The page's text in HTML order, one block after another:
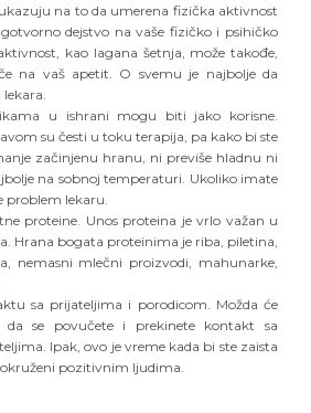
na to da umerena fizička aktivnost
dejstvo na vaše fizičko i psihičko
kao lagana šetnja, može takođe,
na vaš apetit. O svemu je najbolje da
u ishrani mogu biti jako korisne.
su česti u toku terapija, pa kako bi ste
začinjenu hranu, ni previše hladnu ni
na sobnoj temperaturi. Ukoliko imate
lekaru.
proteine. Unos proteina je vrlo važan u
Hrana bogata proteinima je riba, piletina,
nemasni mlečni proizvodi, mahunarke,
sa prijateljima i porodicom. Možda će
se povučete i prekinete kontakt sa
Ipak, ovo je vreme kada bi ste zaista
pozitivnim ljudima.